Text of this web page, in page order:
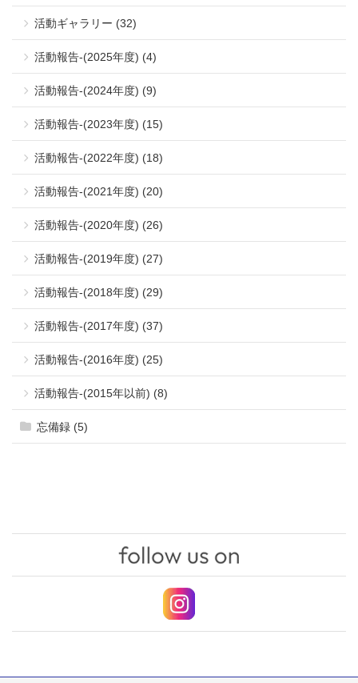
活動ギャラリー (32)
活動報告-(2025年度) (4)
活動報告-(2024年度) (9)
活動報告-(2023年度) (15)
活動報告-(2022年度) (18)
活動報告-(2021年度) (20)
活動報告-(2020年度) (26)
活動報告-(2019年度) (27)
活動報告-(2018年度) (29)
活動報告-(2017年度) (37)
活動報告-(2016年度) (25)
活動報告-(2015年以前) (8)
忘備録 (5)